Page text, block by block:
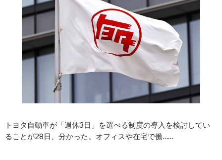
トヨタ自動車が「週休3日」を選べる制度の導入を検討してい
ることが28日、分かった。オフィスや在宅で働……